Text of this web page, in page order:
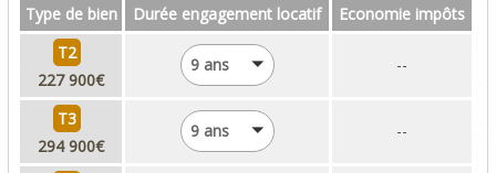
Type de bien Durée engagement locatif
Economie impôts
T2
227 900€
9 ans --
T3
294 900€
9 ans --